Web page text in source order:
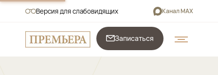
Версия для слабовидящих Канал MAX
Записаться